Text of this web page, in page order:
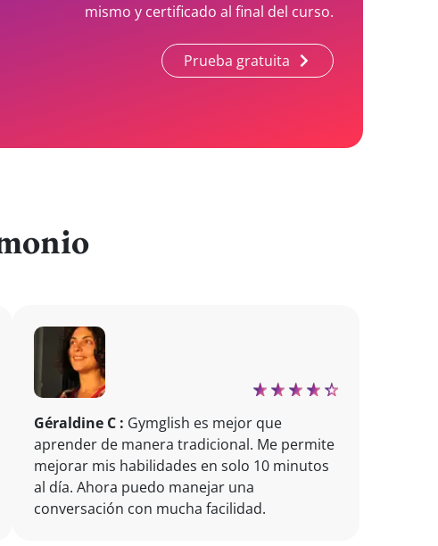
mismo y certificado al final del curso.
Prueba gratuita
Géraldine C : Gymglish es mejor que
aprender de manera tradicional. Me permite
mejorar mis habilidades en solo 10 minutos
al día. Ahora puedo manejar una
conversación con mucha facilidad.